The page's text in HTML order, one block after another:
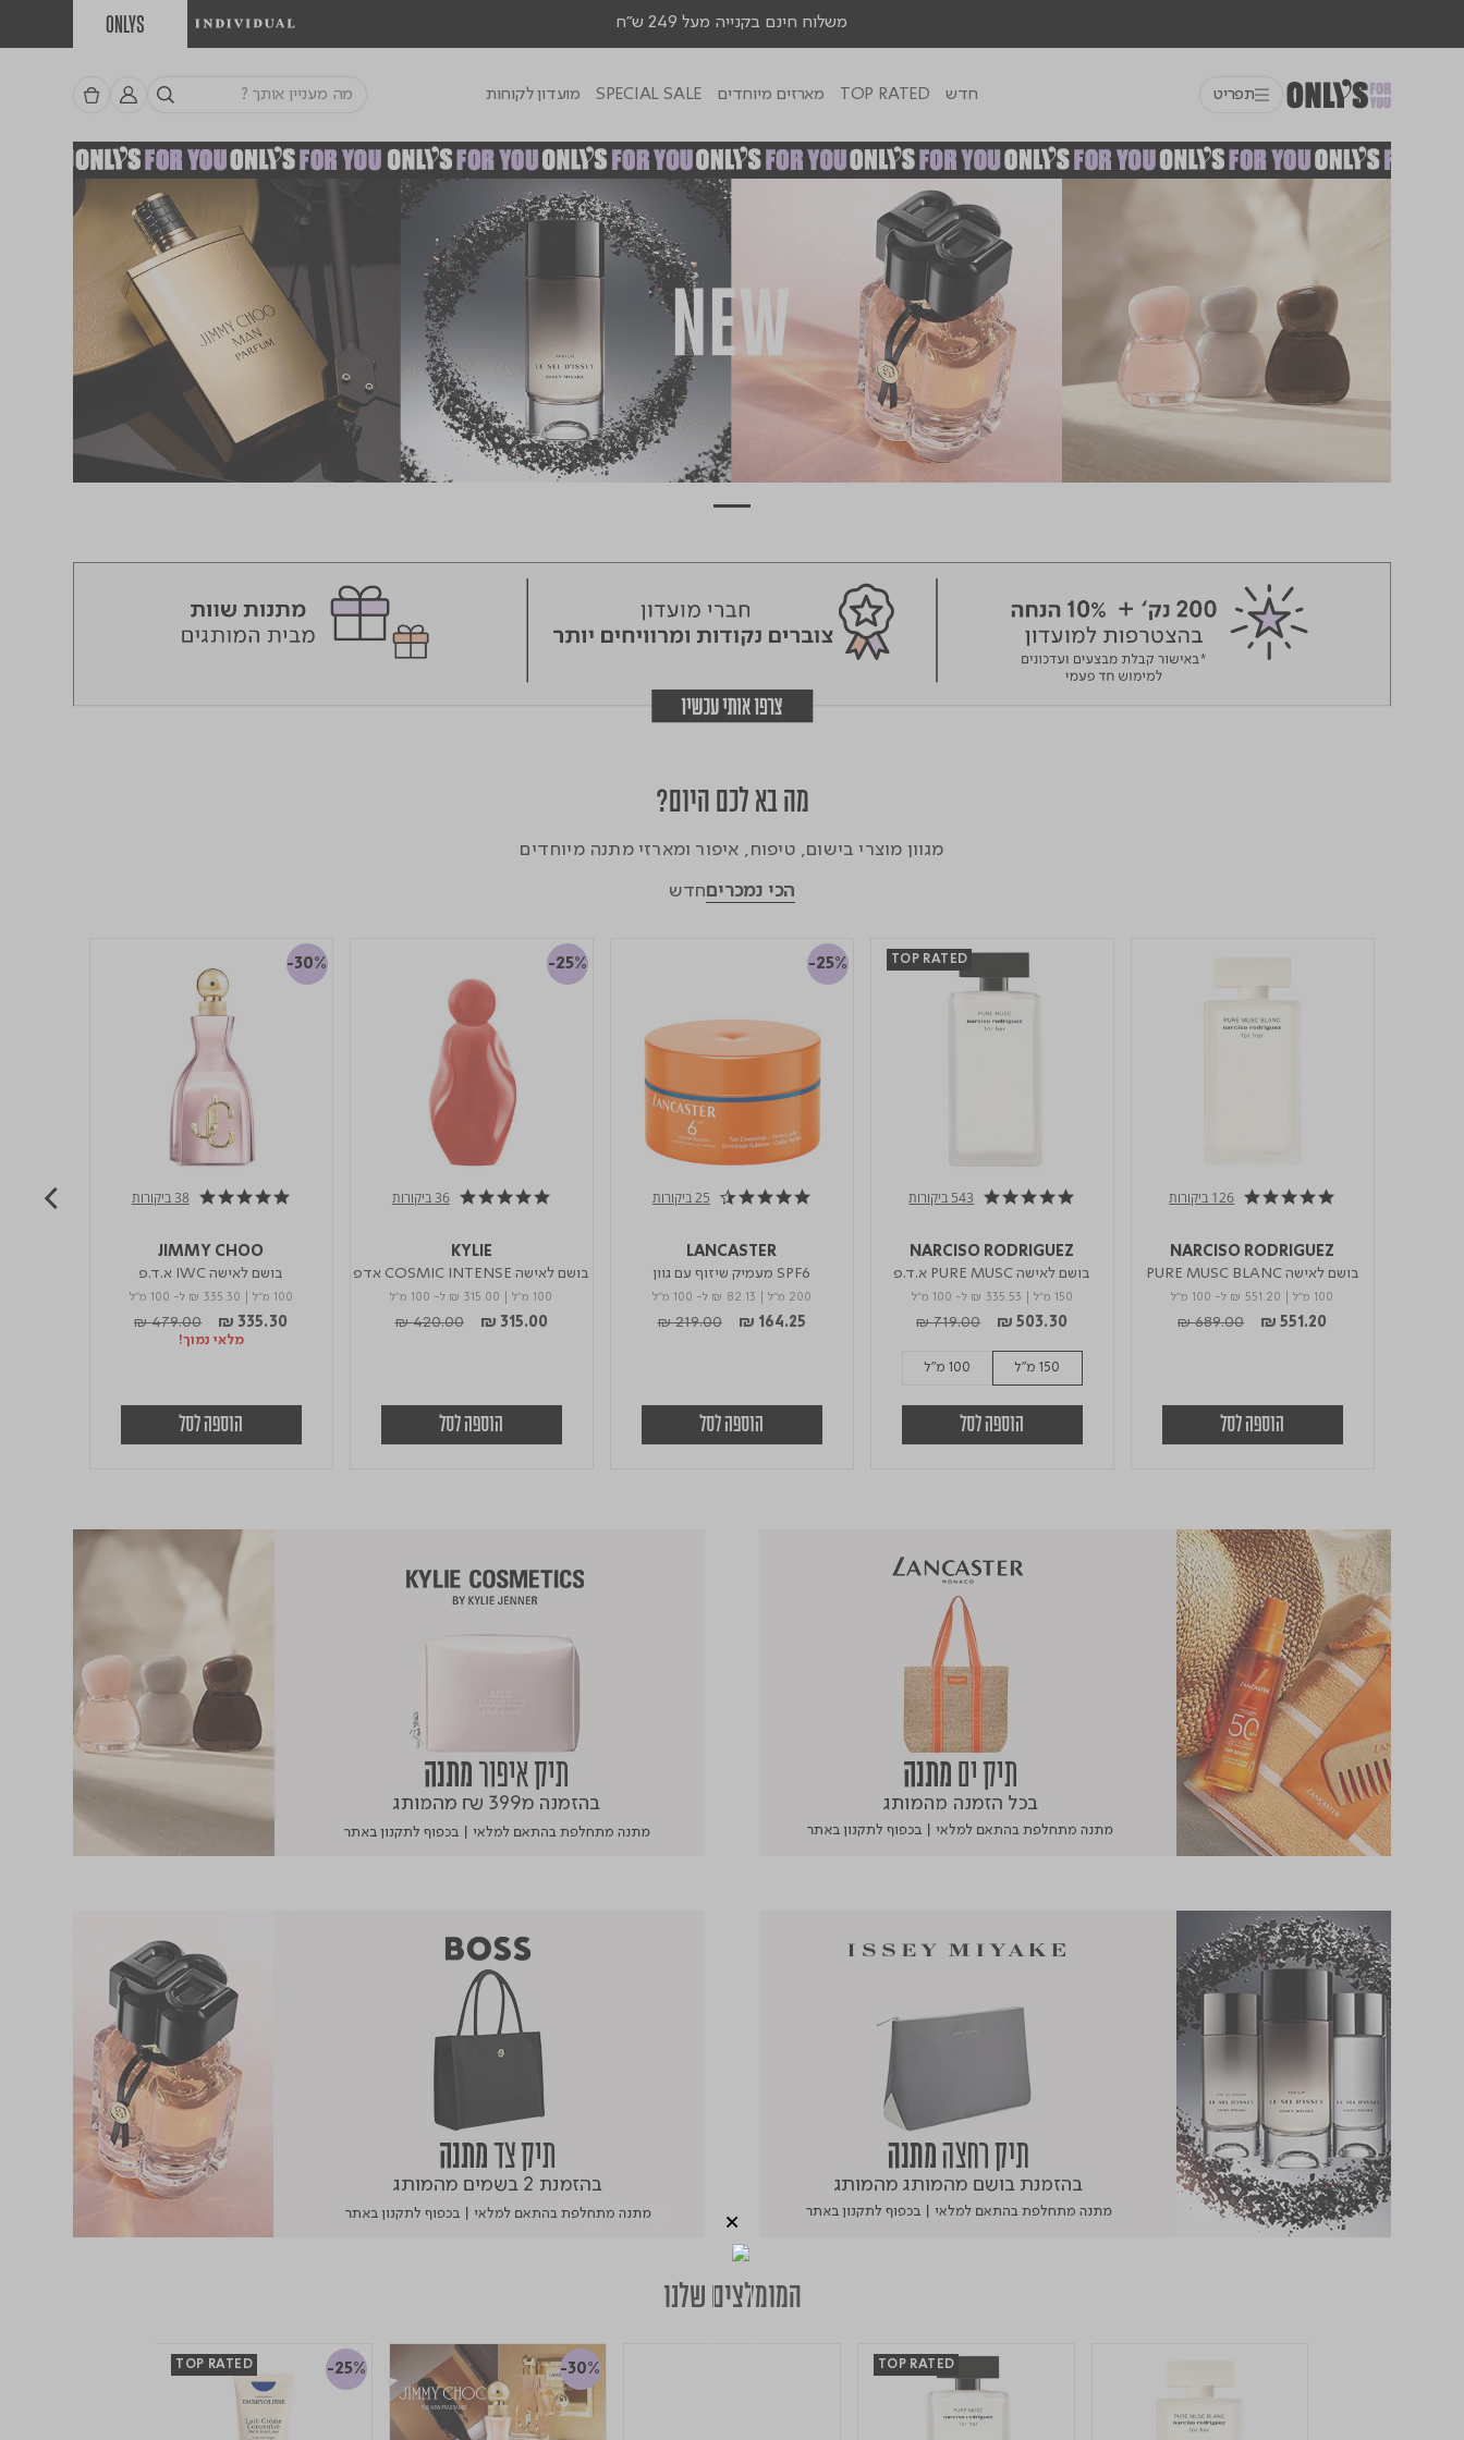
חברי מועדון צוברים נקודות ומרוויחים יותר ONLYS
תפריט חדש TOP RATED מארזים מיוחדים SPECIAL SALE מועדון לקוחות
מה בא לכם היום?
מגוון מוצרי בישום, טיפוח, איפור ומארזי מתנה מיוחדים
הכי נמכריםחדש
4.8 star rating 126 ביקורות
NARCISO RODRIGUEZ
בושם לאישה PURE MUSC BLANC
אדפ
100 מ"ל ₪ 551.20 ל- 100 מ"ל
₪ 551.20
Price reduced from
₪ 689.00to
הוספה לסל
4.9 star rating 543 ביקורות
TOP RATED
NARCISO RODRIGUEZ
בושם לאישה PURE MUSC א.ד.פ
150 מ"ל ₪ 335.53 ל- 100 מ"ל
₪ 503.30
Price reduced from
₪ 719.00to
150 מ"ל 100 מ"ל
הוספה לסל
4.7 star rating 25 ביקורות
-25%
LANCASTER
SPF6 מעמיק שיזוף עם גוון
200 מ"ל ₪ 82.13 ל- 100 מ"ל
₪ 164.25
Price reduced from
₪ 219.00to
הוספה לסל
4.9 star rating 36 ביקורות
-25%
KYLIE
בושם לאישה COSMIC INTENSE אדפ
100 מ"ל ₪ 315.00 ל- 100 מ"ל
₪ 315.00
Price reduced from
₪ 420.00to
הוספה לסל
5.0 star rating 38 ביקורות
-30%
JIMMY CHOO
בושם לאישה IWC א.ד.פ
100 מ"ל ₪ 335.30 ל- 100 מ"ל
₪ 335.30
Price reduced from
₪ 479.00to
מלאי נמוך!
הוספה לסל
המומלצים שלנו
TOP RATED
-30%
-25%
TOP RATED